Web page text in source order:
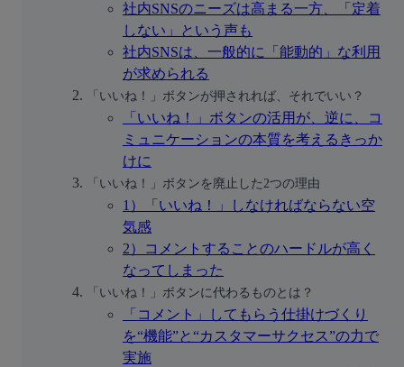
社内SNSのニーズは高まる一方、「定着
しない」という声も
社内SNSは、一般的に「能動的」な利用
が求められる
「いいね！」ボタンが押されれば、それでいい？
「いいね！」ボタンの活用が、逆に、コ
ミュニケーションの本質を考えるきっか
けに
「いいね！」ボタンを廃止した2つの理由
1）「いいね！」しなければならない空
気感
2）コメントすることのハードルが高く
なってしまった
「いいね！」ボタンに代わるものとは？
「コメント」してもらう仕掛けづくり
を“機能”と“カスタマーサクセス”の力で
実施